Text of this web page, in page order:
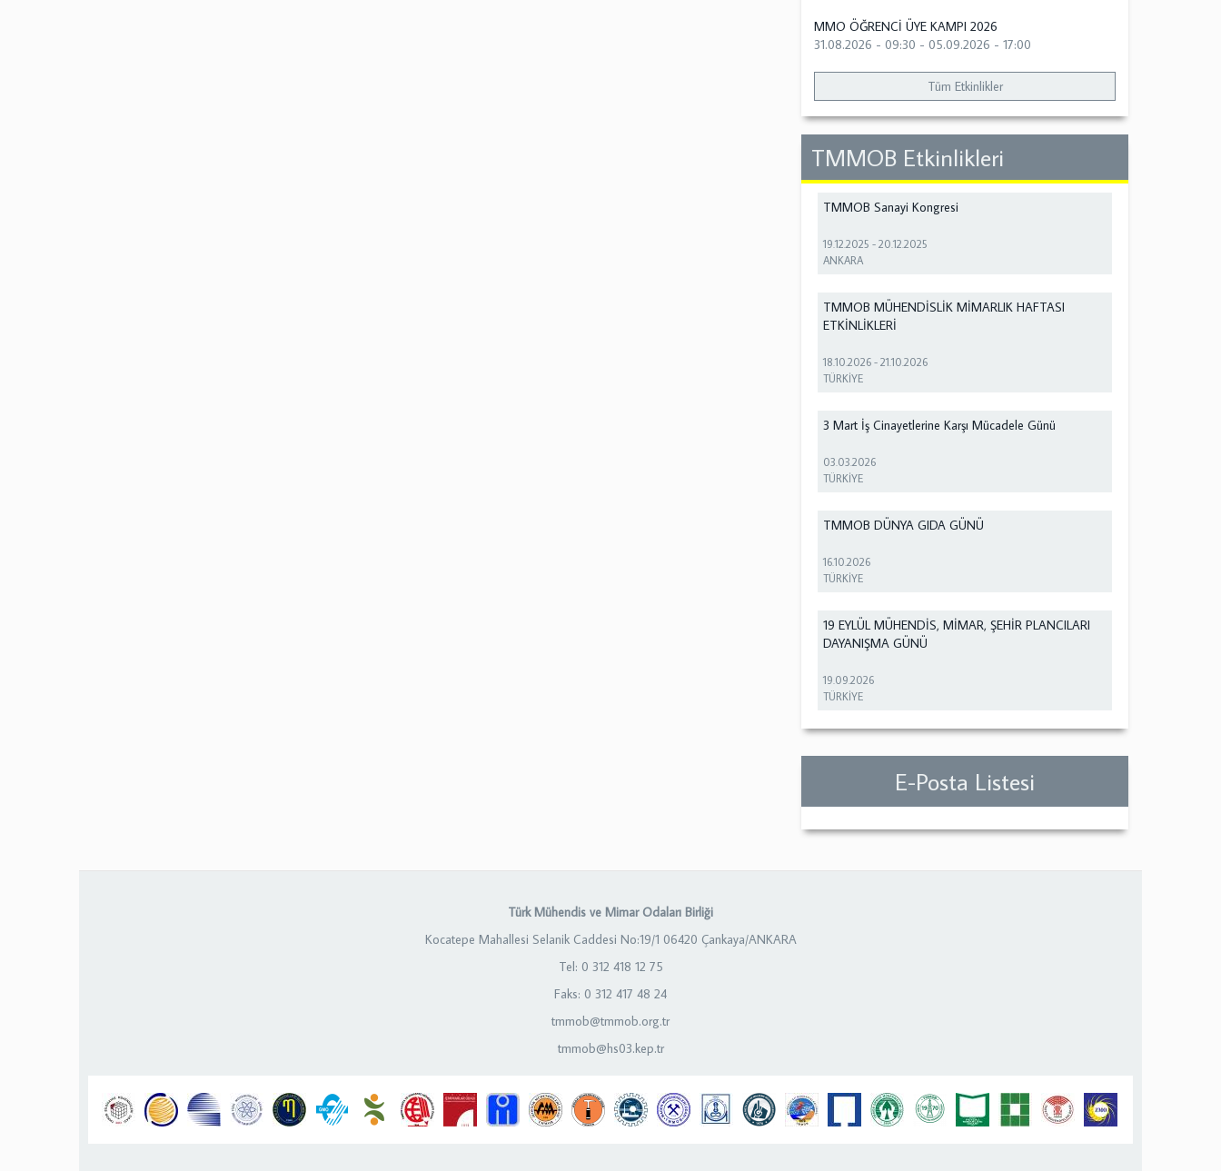
MMO ÖĞRENCİ ÜYE KAMPI 2026
31.08.2026 - 09:30 -05.09.2026 - 17:00
Tüm Etkinlikler
TMMOB Etkinlikleri
TMMOB Sanayi Kongresi
19.12.2025 -20.12.2025
ANKARA
TMMOB MÜHENDİSLİK MİMARLIK HAFTASI
ETKİNLİKLERİ
18.10.2026 -21.10.2026
TÜRKİYE
3 Mart İş Cinayetlerine Karşı Mücadele Günü
03.03.2026
TÜRKİYE
TMMOB DÜNYA GIDA GÜNÜ
16.10.2026
TÜRKİYE
19 EYLÜL MÜHENDİS, MİMAR, ŞEHİR PLANCILARI
DAYANIŞMA GÜNÜ
19.09.2026
TÜRKİYE
E-Posta Listesi
Türk Mühendis ve Mimar Odaları Birliği
Kocatepe Mahallesi Selanik Caddesi No:19/1 06420 Çankaya/ANKARA
Tel: 0 312 418 12 75
Faks: 0 312 417 48 24
tmmob@tmmob.org.tr
tmmob@hs03.kep.tr